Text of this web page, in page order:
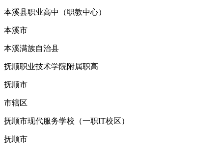
本溪县职业高中（职教中心）
本溪市
本溪满族自治县
抚顺职业技术学院附属职高
抚顺市
市辖区
抚顺市现代服务学校（一职IT校区）
抚顺市